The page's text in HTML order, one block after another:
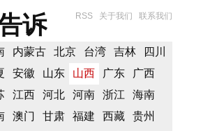
诉 RSS 关于我们 联系我们
内蒙古 北京 台湾 吉林
四川
安徽 山东 山西 广东
广西
江西 河北 河南 浙江
海南
澳门 甘肃 福建 西藏
贵州